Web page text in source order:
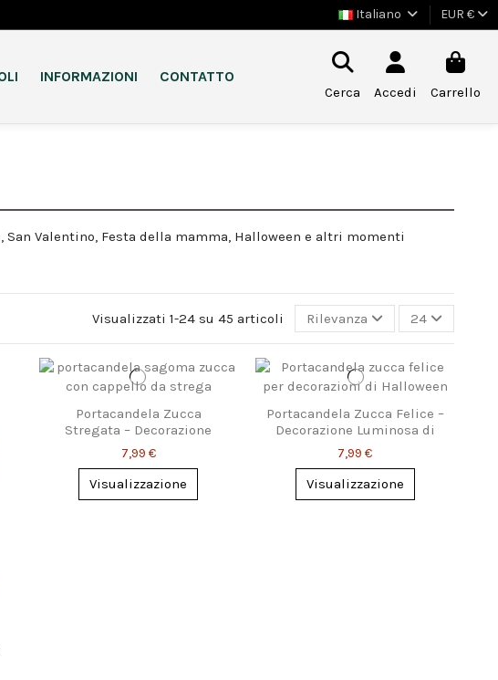
Italiano EUR €
INFORMAZIONI CONTATTO
Cerca Accedi Carrello
Valentino, Festa della mamma, Halloween e altri momenti
Visualizzati 1-24 su 45 articoli Rilevanza 24
Portacandela Zucca
Stregata – Decorazione
Halloween Originale
7,99 €
Visualizzazione
Portacandela Zucca Felice –
Decorazione Luminosa di
Halloween
7,99 €
Visualizzazione